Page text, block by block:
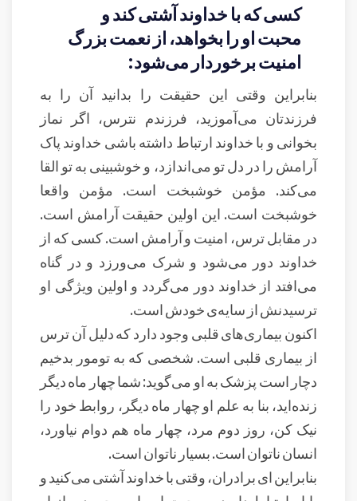
کسی که با خداوند آشتی کند و
محبت او را بخواهد، از نعمت بزرگ
امنیت برخوردار می‌شود:
بنابراین وقتی این حقیقت را بدانید آن را به
فرزندتان می‌آموزید، فرزندم نترس، اگر نماز
بخوانی و با خداوند ارتباط داشته باشی خداوند پاک
آرامش را در دل تو می‌اندازد، و خوشبینی به تو القا
می‌کند. مؤمن خوشبخت است. مؤمن واقعا
خوشبخت است. این اولین حقیقت آرامش است.
در مقابل ترس، امنیت و آرامش است. کسی که از
خداوند دور می‌شود و شرک می‌ورزد و در گناه
می‌افتد از خداوند دور می‌گردد و اولین ويژگی او
ترسیدنش از سایه‌ی خودش است.
اکنون بیماری‌های قلبی وجود دارد که دلیل آن ترس
از بیماری قلبی است. شخصی که به تومور بدخیم
دچار است پزشک به او می‌گوید: شما چهار ماه دیگر
زنده‌اید، بنا به علم او چهار ماه دیگر، روابط خود را
نیک کن، روز دوم مرد، چهار ماه هم دوام نیاورد،
انسان ناتوان است. بسیار ناتوان است.
بنابراین ای برادران، وقتی با خداوند آشتی می‌کنید و